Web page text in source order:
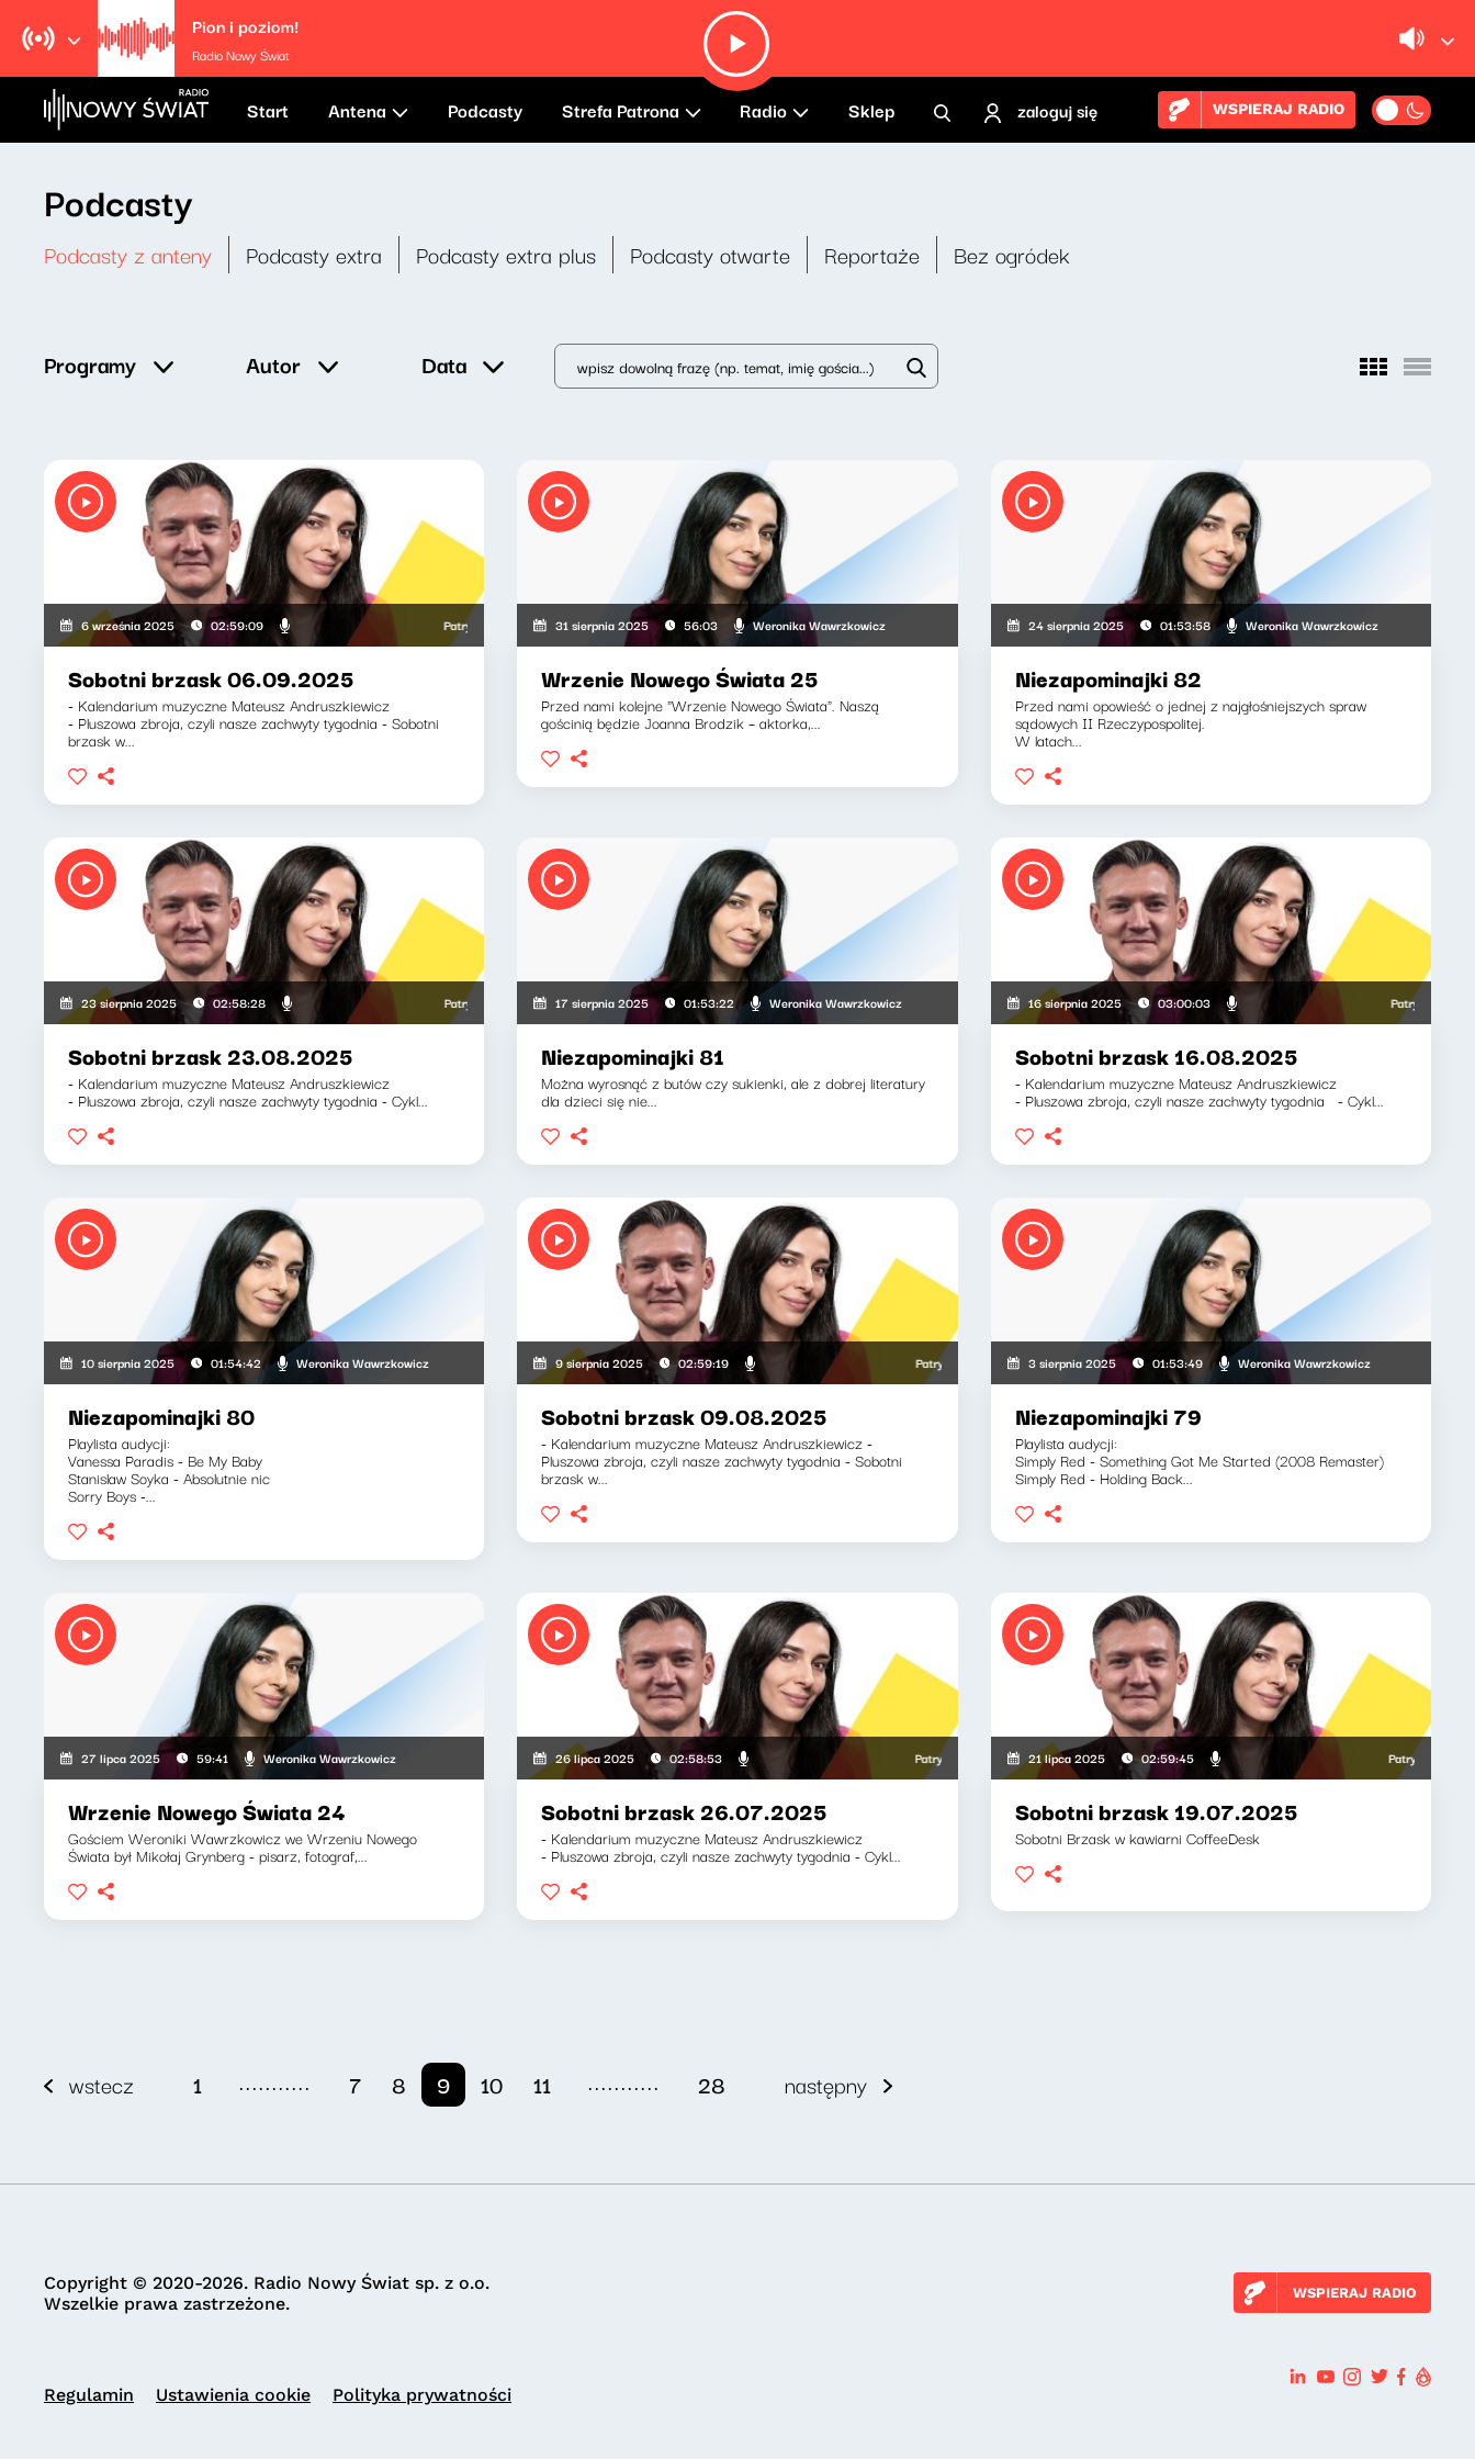
Pion i poziom!
Radio Nowy Świat
Start Antena Podcasty Strefa Patrona Radio Sklep zaloguj się WSPIERAJ RADIO
Podcasty
Podcasty z anteny Podcasty extra Podcasty extra plus Podcasty otwarte Reportaże Bez ogródek
Programy Autor Data
6 września 2025 02:59:09 Patryk Rabiega, Weronika Wawrzkowicz
Sobotni brzask 06.09.2025
- Kalendarium muzyczne Mateusz Andruszkiewicz
- Pluszowa zbroja, czyli nasze zachwyty tygodnia - Sobotni
brzask w...
31 sierpnia 2025 56:03 Weronika Wawrzkowicz
Wrzenie Nowego Świata 25
Przed nami kolejne "Wrzenie Nowego Świata". Naszą
gościnią będzie Joanna Brodzik – aktorka,...
24 sierpnia 2025 01:53:58 Weronika Wawrzkowicz
Niezapominajki 82
Przed nami opowieść o jednej z najgłośniejszych spraw
sądowych II Rzeczypospolitej.
W latach...
23 sierpnia 2025 02:58:28 Patryk Rabiega, Weronika Wawrzkowicz
Sobotni brzask 23.08.2025
- Kalendarium muzyczne Mateusz Andruszkiewicz
- Pluszowa zbroja, czyli nasze zachwyty tygodnia - Cykl...
17 sierpnia 2025 01:53:22 Weronika Wawrzkowicz
Niezapominajki 81
Można wyrosnąć z butów czy sukienki, ale z dobrej literatury
dla dzieci się nie...
16 sierpnia 2025 03:00:03 Patryk Rabiega,
Sobotni brzask 16.08.2025
- Kalendarium muzyczne Mateusz Andruszkiewicz
- Pluszowa zbroja, czyli nasze zachwyty tygodnia - Cykl...
10 sierpnia 2025 01:54:42 Weronika Wawrzkowicz
Niezapominajki 80
Playlista audycji:
Vanessa Paradis - Be My Baby
Stanislaw Soyka - Absolutnie nic
Sorry Boys -...
9 sierpnia 2025 02:59:19 Patryk Rabiega, Weronika Wawrzkowicz
Sobotni brzask 09.08.2025
- Kalendarium muzyczne Mateusz Andruszkiewicz -
Pluszowa zbroja, czyli nasze zachwyty tygodnia - Sobotni
brzask w...
3 sierpnia 2025 01:53:49 Weronika Wawrzkowicz
Niezapominajki 79
Playlista audycji:
Simply Red - Something Got Me Started (2008 Remaster)
Simply Red - Holding Back...
27 lipca 2025 59:41 Weronika Wawrzkowicz
Wrzenie Nowego Świata 24
Gościem Weroniki Wawrzkowicz we Wrzeniu Nowego
Świata był Mikołaj Grynberg - pisarz, fotograf,...
26 lipca 2025 02:58:53 Patryk Rabiega, Weronika Wawrzkowicz
Sobotni brzask 26.07.2025
- Kalendarium muzyczne Mateusz Andruszkiewicz
- Pluszowa zbroja, czyli nasze zachwyty tygodnia - Cykl...
21 lipca 2025 02:59:45 Patryk Rabiega,
Sobotni brzask 19.07.2025
Sobotni Brzask w kawiarni CoffeeDesk
wstecz 1 ........... 7 8 9 10 11 ........... 28 następny
Copyright © 2020-2026. Radio Nowy Świat sp. z o.o.
Wszelkie prawa zastrzeżone.
WSPIERAJ RADIO
Regulamin Ustawienia cookie Polityka prywatności